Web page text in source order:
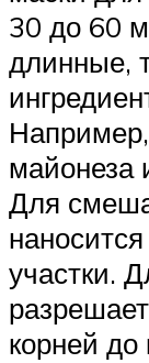
30 до 60
длинные,
майонеза
Для
участки.
корней до